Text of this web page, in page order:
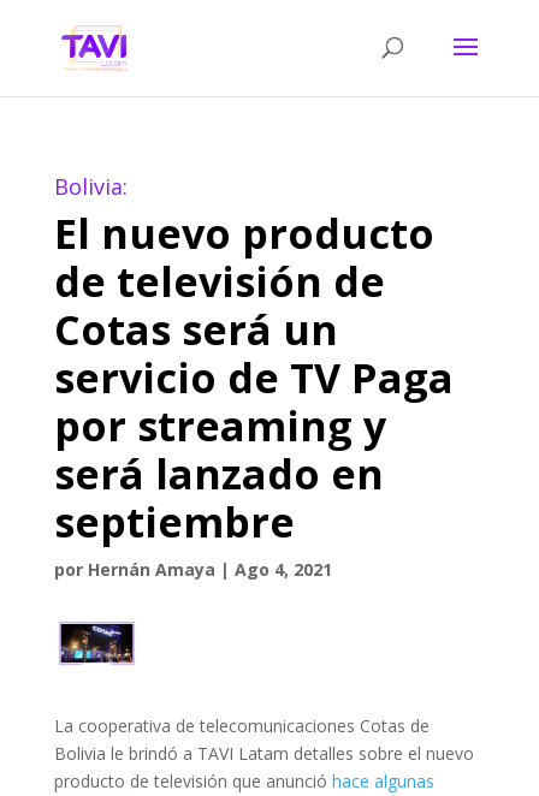
Bolivia:
El nuevo producto
de televisión de
Cotas será un
servicio de TV Paga
por streaming y
será lanzado en
septiembre
por Hernán Amaya | Ago 4, 2021
La cooperativa de telecomunicaciones Cotas de
Bolivia le brindó a TAVI Latam detalles sobre el nuevo
producto de televisión que anunció hace algunas